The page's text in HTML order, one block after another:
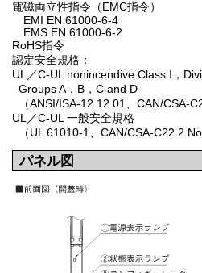
電磁両立性指令（EMC指令）
EMI EN 61000-6-4
EMS EN 61000-6-2
RoHS指令
認定安全規格：
UL／C-UL nonincendive Class I，
Groups A，B，C and D
（ANSI/ISA-12.12.01、CAN/CSA-
UL／C-UL 一般安全規格
（UL 61010-1、CAN/CSA-C22.2
パネル図